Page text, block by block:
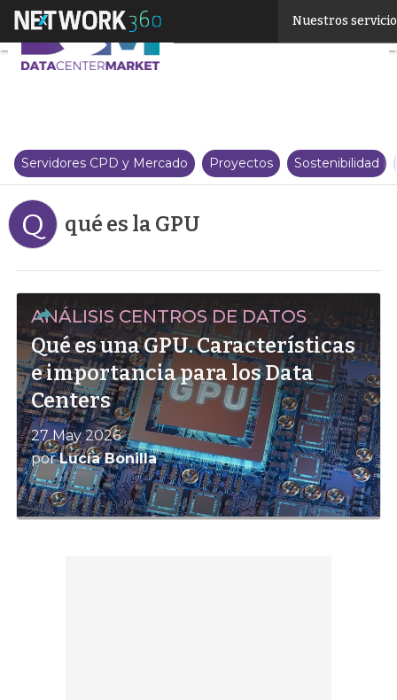
Nuestros
Servidores CPD y Mercado Proyectos Sostenibilidad
Q qué es la GPU
ANÁLISIS CENTROS DE DATOS
Qué es una GPU. Características
e importancia para los Data
Centers
27 May 2026
porLucía Bonilla